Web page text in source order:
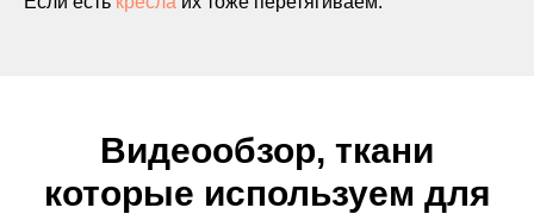
Видеообзор, ткани
которые используем для